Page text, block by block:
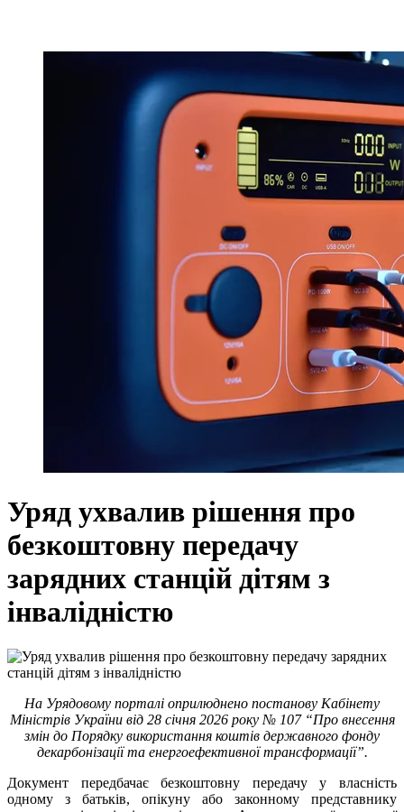
Уряд ухвалив рішення про
безкоштовну передачу
зарядних станцій дітям з
інвалідністю
На Урядовому порталі оприлюднено постанову Кабінету
Міністрів України від 28 січня 2026 року № 107 “Про внесення
змін до Порядку використання коштів державного фонду
декарбонізації та енергоефективної трансформації”.
Документ передбачає безкоштовну передачу у власність
одному з батьків, опікуну або законному представнику